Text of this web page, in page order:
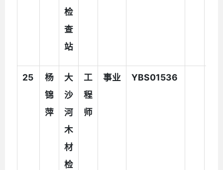
检
查
站
25
杨
锦
萍
大
沙
河
木
材
检
工
程
师
事业 YBS01536